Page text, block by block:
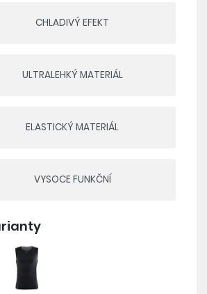
pro zajištění volnosti
optimální komfort
je vyrobena částečně z
materiálu: 95% recyklovaný
CHLADIVÝ EFEKT
ULTRALEHKÝ MATERIÁL
ELASTICKÝ MATERIÁL
VYSOCE FUNKČNÍ